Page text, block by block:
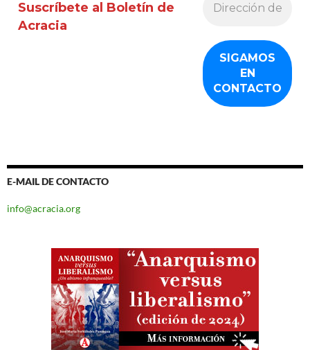
Suscríbete al Boletín de
Acracia
E-MAIL DE CONTACTO
info@acracia.org